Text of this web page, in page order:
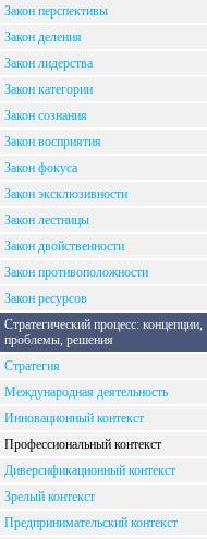
Закон перспективы
Закон деления
Закон лидерства
Закон категории
Закон сознания
Закон восприятия
Закон фокуса
Закон эксклюзивности
Закон лестницы
Закон двойственности
Закон противоположности
Закон ресурсов
Стратегический процесс: концепции,
проблемы, решения
Стратегия
Международная деятельность
Инновационный контекст
Профессиональный контекст
Диверсификационный контекст
Зрелый контекст
Предпринимательский контекст